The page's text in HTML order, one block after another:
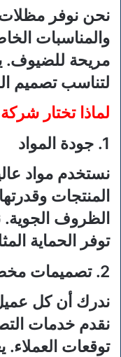
نحن نوفر
والمناسبات
مريحة
لتناسب تصميم
لماذا تختار
1. جودة المواد
نستخدم مواد
المنتجات
الظروف الجوية.
توفر الحماية
2. تصميمات مخصصة
ندرك أن كل عميل
نقدم خدمات
توقعات